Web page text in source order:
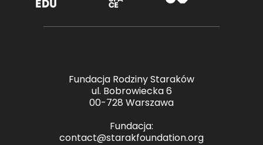
Fundacja Rodziny Staraków
ul. Bobrowiecka 6
00-728 Warszawa
Fundacja:
contact@starakfoundation.org